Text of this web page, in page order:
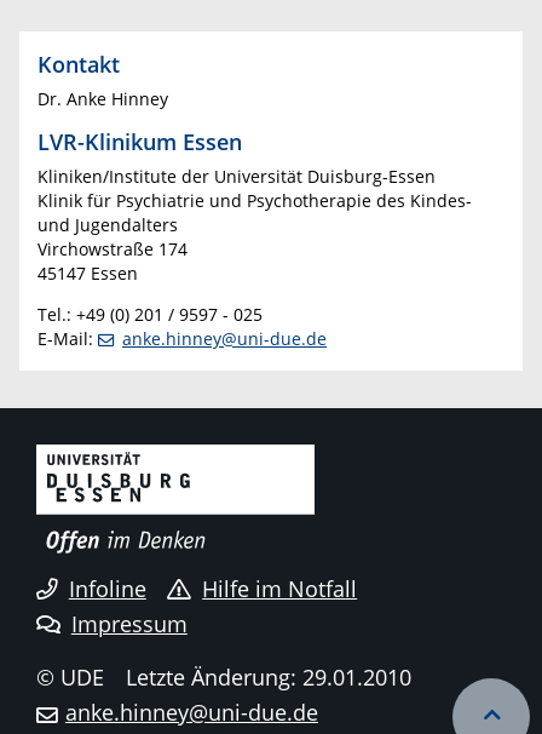
Kontakt
Dr. Anke Hinney
LVR-Klinikum Essen
Kliniken/Institute der Universität Duisburg-Essen
Klinik für Psychiatrie und Psychotherapie des Kindes-
und Jugendalters
Virchowstraße 174
45147 Essen
Tel.: +49 (0) 201 / 9597 - 025
E-Mail:
anke.hinney@uni-due.de
Infoline
Hilfe im Notfall
Impressum
© UDE
Letzte Änderung: 29.01.2010
anke.hinney@uni-due.de